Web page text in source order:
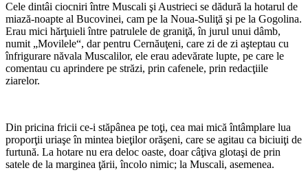
Cele dintâi ciocniri între Muscali şi Austrieci se dădură la hotarul de
miază-noapte al Bucovinei, cam pe la Noua-Suliţă şi pe la Gogolina.
Erau mici hărţuieli între patrulele de graniţă, în jurul unui dâmb,
numit „Movilele“, dar pentru Cernăuţeni, care zi de zi aşteptau cu
înfrigurare năvala Muscalilor, ele erau adevărate lupte, pe care le
comentau cu aprindere pe străzi, prin cafenele, prin redacţiile
ziarelor.
Din pricina fricii ce-i stăpânea pe toţi, cea mai mică întâmplare lua
proporţii uriaşe în mintea bieţilor orăşeni, care se agitau ca biciuiţi de
furtună. La hotare nu era deloc oaste, doar câţiva glotaşi de prin
satele de la marginea ţării, încolo nimic; la Muscali, asemenea.